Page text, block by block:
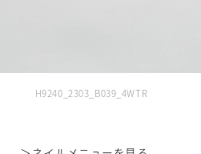
H9240_2303_B039_4WTR